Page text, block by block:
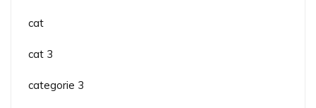
cat
cat 3
categorie 3